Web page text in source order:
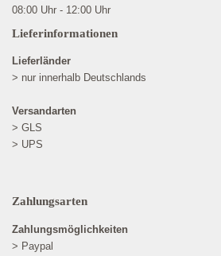
08:00 Uhr - 12:00 Uhr
Lieferinformationen
Lieferländer
> nur innerhalb Deutschlands
Versandarten
> GLS
> UPS
Zahlungsarten
Zahlungsmöglichkeiten
> Paypal